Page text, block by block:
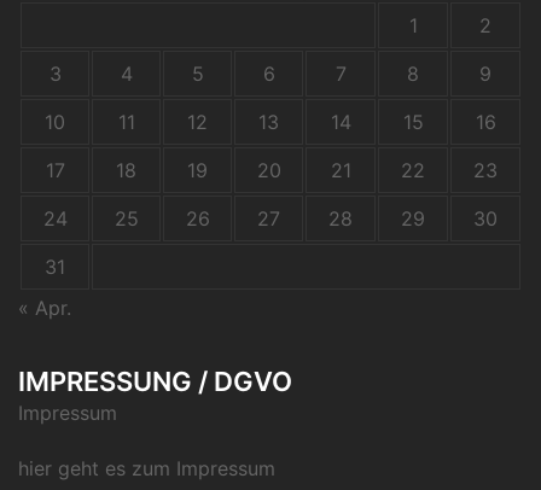
1
2
3
4 5 6 7 8
9
10
11 12 13 14 15
16
17
18 19 20 21 22
23
24
25 26 27 28 29
30
31
« Apr.
IMPRESSUNG / DGVO
Impressum
hier geht es zum Impressum